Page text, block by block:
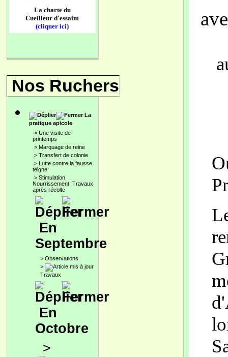
La charte du
Cueilleur d'essaim
(cliquer ici)
Nos Ruchers
La
pratique apicole
> Une visite de
printemps
> Marquage de reine
> Transfert de colonie
> Lutte contre la fausse
teigne
> Stimulation,
Nourrissement; Travaux
après récolte
En
Septembre
> Observations
>
Travaux
En
Octobre
>